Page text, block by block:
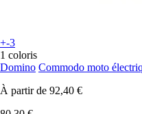
+-3
1 coloris
Domino Commodo moto
À partir de 92,40 €